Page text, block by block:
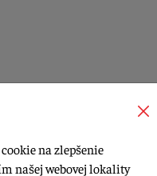
na zlepšenie
našej webovej lokality